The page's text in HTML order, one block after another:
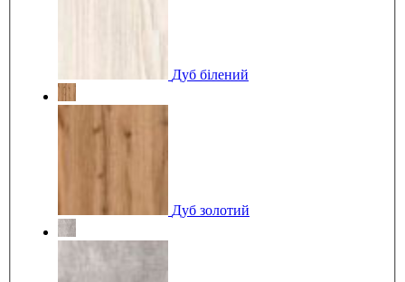
Дуб білений
Дуб золотий